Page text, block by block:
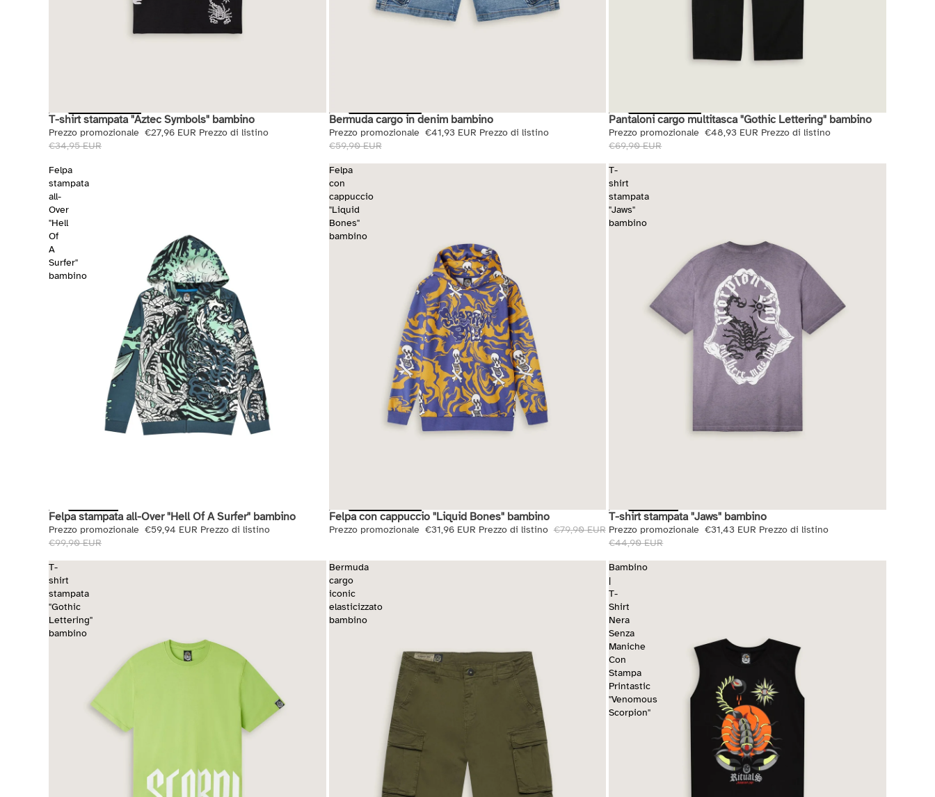
Saldi
T-shirt stampata "Aztec Symbols" bambino
Prezzo promozionale €27,96 EUR Prezzo di listino
€34,95 EUR
Saldi
Bermuda cargo in denim bambino
Prezzo promozionale €41,93 EUR Prezzo di listino
€59,90 EUR
Saldi
Pantaloni cargo multitasca "Gothic Lettering" bambino
Prezzo promozionale €48,93 EUR Prezzo di listino
€69,90 EUR
Felpa
stampata
all-
Over
"Hell
Of
A
Surfer"
bambino
Saldi
Felpa stampata all-Over "Hell Of A Surfer" bambino
Prezzo promozionale €59,94 EUR Prezzo di listino
€99,90 EUR
Felpa
con
cappuccio
"Liquid
Bones"
bambino
Saldi
Felpa con cappuccio "Liquid Bones" bambino
Prezzo promozionale €31,96 EUR Prezzo di listino €79,90 EUR
T-
shirt
stampata
"Jaws"
bambino
Saldi
T-shirt stampata "Jaws" bambino
Prezzo promozionale €31,43 EUR Prezzo di listino
€44,90 EUR
T-
shirt
stampata
"Gothic
Lettering"
bambino
Bermuda
cargo
iconic
elasticizzato
bambino
Bambino
|
T-
Shirt
Nera
Senza
Maniche
Con
Stampa
Printastic
"Venomous
Scorpion"